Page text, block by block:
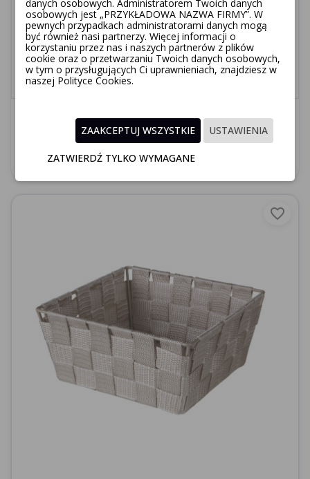
Organizer DOMI 10x25x15cm, pleciony, zielony
22,90 zł Dodaj do koszyka
favorite_border
danych osobowych. Administratorem Twoich danych
osobowych jest „PRZYKŁADOWA NAZWA FIRMY”. W
pewnych przypadkach administratorami danych mogą
być również nasi partnerzy. Więcej informacji o
korzystaniu przez nas i naszych partnerów z plików
cookie oraz o przetwarzaniu Twoich danych osobowych,
w tym o przysługujących Ci uprawnieniach, znajdziesz w
naszej Polityce Cookies.
USTAWIENIA
ZAAKCEPTUJ WSZYSTKIE
ZATWIERDŹ TYLKO WYMAGANE